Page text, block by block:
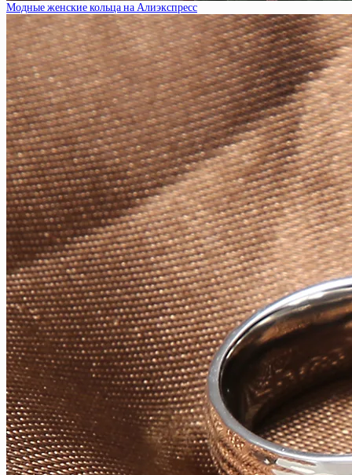
Модные женские кольца на Алиэкспресс